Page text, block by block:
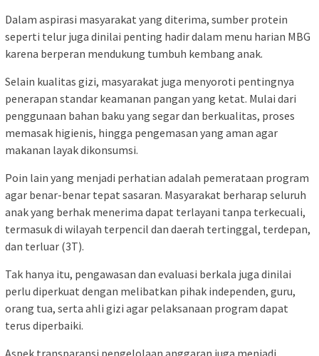
Dalam aspirasi masyarakat yang diterima, sumber protein
seperti telur juga dinilai penting hadir dalam menu harian MBG
karena berperan mendukung tumbuh kembang anak.
Selain kualitas gizi, masyarakat juga menyoroti pentingnya
penerapan standar keamanan pangan yang ketat. Mulai dari
penggunaan bahan baku yang segar dan berkualitas, proses
memasak higienis, hingga pengemasan yang aman agar
makanan layak dikonsumsi.
Poin lain yang menjadi perhatian adalah pemerataan program
agar benar-benar tepat sasaran. Masyarakat berharap seluruh
anak yang berhak menerima dapat terlayani tanpa terkecuali,
termasuk di wilayah terpencil dan daerah tertinggal, terdepan,
dan terluar (3T).
Tak hanya itu, pengawasan dan evaluasi berkala juga dinilai
perlu diperkuat dengan melibatkan pihak independen, guru,
orang tua, serta ahli gizi agar pelaksanaan program dapat
terus diperbaiki.